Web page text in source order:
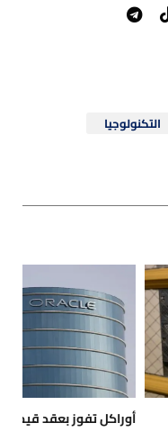
التكنولوجيا